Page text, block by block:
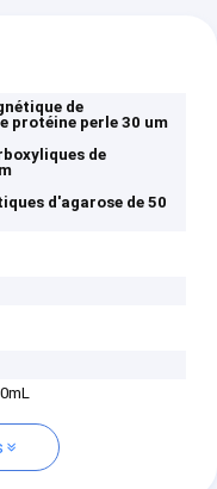
de
protéine perle 30 um
de
d'agarose de 50